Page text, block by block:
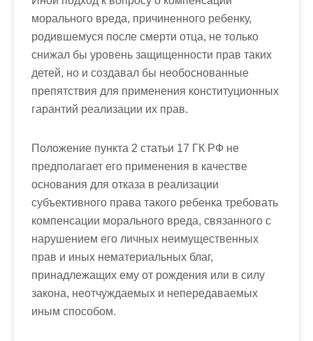
морального вреда, причиненного ребенку,
родившемуся после смерти отца, не только
снижал бы уровень защищенности прав таких
детей, но и создавал бы необоснованные
препятствия для применения конституционных
гарантий реализации их прав.
Положение пункта 2 статьи 17 ГК РФ не
предполагает его применения в качестве
основания для отказа в реализации
субъективного права такого ребенка требовать
компенсации морального вреда, связанного с
нарушением его личных неимущественных
прав и иных нематериальных благ,
принадлежащих ему от рождения или в силу
закона, неотчуждаемых и непередаваемых
иным способом.